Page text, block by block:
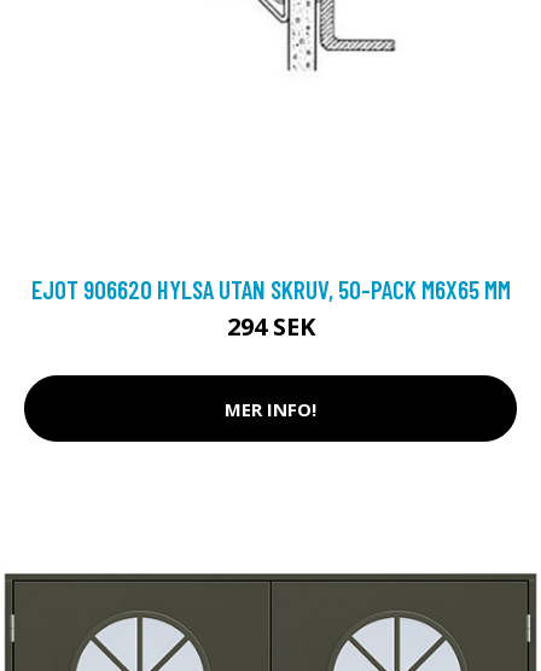
EJOT 906620 HYLSA UTAN SKRUV, 50-PACK M6X65 MM
294 SEK
MER INFO!